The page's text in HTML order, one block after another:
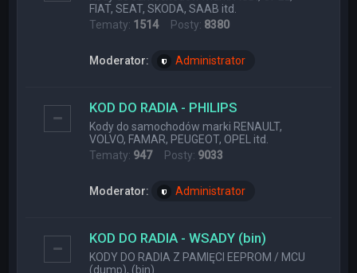
FIAT, SEAT, SKODA, SAAB itd.
Tematy: 1514Posty: 8380
Moderator: Administrator
KOD DO RADIA - PHILIPS
Kody do samochodów marki RENAULT,
VOLVO, FAMAR, PEUGEOT, OPEL itd.
Tematy: 947Posty: 9033
Moderator: Administrator
KOD DO RADIA - WSADY (bin)
KODY DO RADIA Z PAMIĘCI EEPROM / MCU
(dump), (bin)